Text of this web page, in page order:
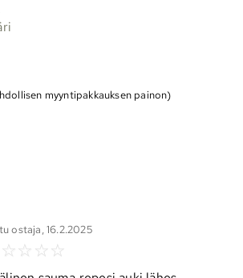
myyntipakkauksen painon)
ostaja, 16.2.2025
☆ ☆ ☆ ☆